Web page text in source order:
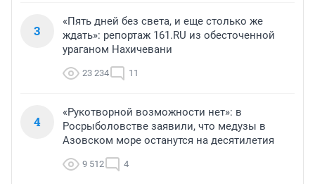
3
«Пять дней без света, и еще столько же
ждать»: репортаж 161.RU из обесточенной
ураганом Нахичевани
23 234 11
4
«Рукотворной возможности нет»: в
Росрыболовстве заявили, что медузы в
Азовском море останутся на десятилетия
9 512 4